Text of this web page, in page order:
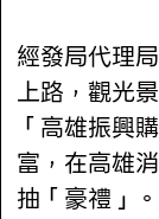
經發局代理
上路，觀光
「高雄振興
富，在高雄
抽「豪禮」。